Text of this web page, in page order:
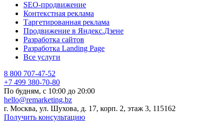
SEO-продвижение
Контекстная реклама
Таргетированная реклама
Продвижение в Яндекс.Дзене
Разработка сайтов
Разработка Landing Page
Все услуги
8 800 707-47-52
+7 499 380-70-80
По будням, с 10:00 до 20:00
hello@remarketing.bz
г. Москва, ул. Шухова, д. 17, корп. 2, этаж 3, 115162
Получить консультацию